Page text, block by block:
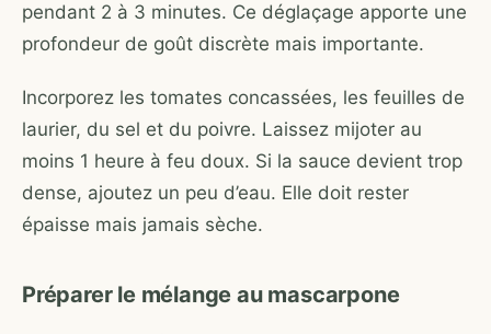
pendant 2 à 3 minutes. Ce déglaçage apporte une
profondeur de goût discrète mais importante.
Incorporez les tomates concassées, les feuilles de
laurier, du sel et du poivre. Laissez mijoter au
moins 1 heure à feu doux. Si la sauce devient trop
dense, ajoutez un peu d’eau. Elle doit rester
épaisse mais jamais sèche.
Préparer le mélange au mascarpone